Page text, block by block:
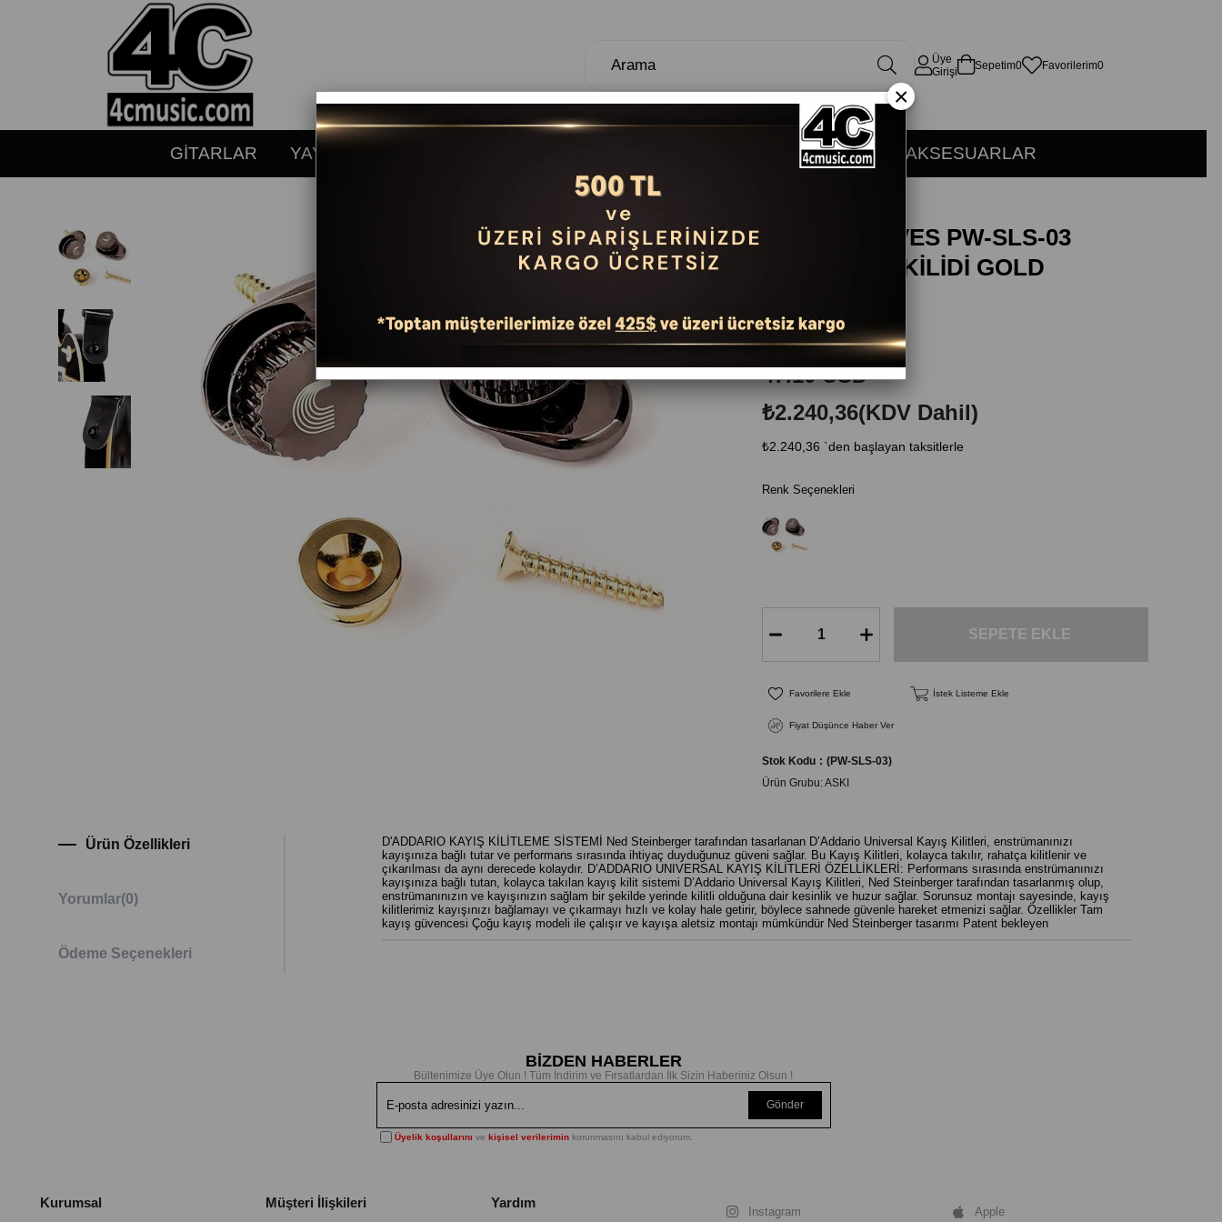
Üye
Girişi
Sepetim0 Favorilerim0
GİTARLAR YAYLILAR DAVUL VE PERKÜSYON AKSESUARLAR
PLANETWAVES PW-SLS-03
GİTAR ASKI KİLİDİ GOLD
47.10 USD
₺2.240,36(KDV Dahil)
₺2.240,36 `den başlayan taksitlerle
Renk Seçenekleri
Favorilere Ekle İstek Listeme Ekle
Fiyat Düşünce Haber Ver
Stok Kodu
(PW-SLS-03)
Ürün Grubu:ASKI
Ürün Özellikleri
Yorumlar(0)
Ödeme Seçenekleri
D'ADDARIO KAYIŞ KİLİTLEME SİSTEMİ Ned Steinberger tarafından tasarlanan D’Addario Universal Kayış Kilitleri, enstrümanınızı
kayışınıza bağlı tutar ve performans sırasında ihtiyaç duyduğunuz güveni sağlar. Bu Kayış Kilitleri, kolayca takılır, rahatça kilitlenir ve
çıkarılması da aynı derecede kolaydır. D’ADDARIO UNIVERSAL KAYIŞ KİLİTLERİ ÖZELLİKLERİ: Performans sırasında enstrümanınızı
kayışınıza bağlı tutan, kolayca takılan kayış kilit sistemi D’Addario Universal Kayış Kilitleri, Ned Steinberger tarafından tasarlanmış olup,
enstrümanınızın ve kayışınızın sağlam bir şekilde yerinde kilitli olduğuna dair kesinlik ve huzur sağlar. Sorunsuz montajı sayesinde, kayış
kilitlerimiz kayışınızı bağlamayı ve çıkarmayı hızlı ve kolay hale getirir, böylece sahnede güvenle hareket etmenizi sağlar. Özellikler Tam
kayış güvencesi Çoğu kayış modeli ile çalışır ve kayışa aletsiz montajı mümkündür Ned Steinberger tasarımı Patent bekleyen
BİZDEN HABERLER
Bültenimize Üye Olun ! Tüm İndirim ve Fırsatlardan İlk Sizin Haberiniz Olsun !
Gönder
Üyelik koşullarını ve kişisel verileriminkorunmasını kabul ediyorum.
Kurumsal Müşteri İlişkileri Yardım
Instagram Apple
×